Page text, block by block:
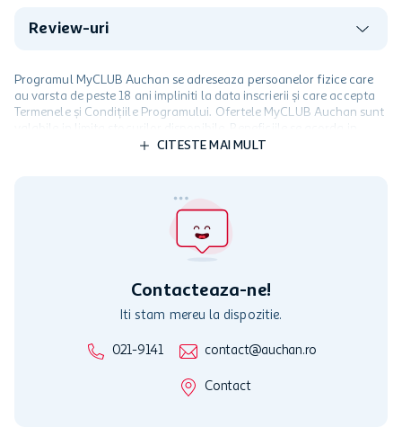
Review-uri
Programul MyCLUB Auchan se adreseaza persoanelor fizice care
au varsta de peste 18 ani impliniti la data inscrierii și care accepta
Termenele și Condițiile Programului. Ofertele MyCLUB Auchan sunt
valabile in limita stocurilor disponibile. Beneficiile se acorda in
limita a 12 unitati / card client o singura data in perioada promotiei.
activitati in afara celor mentionate in Termene si Conditii. Auchan
nu raspunde pentru imposibilitatea utilizarii Cardului in perioada in
care aceste este suspendat sau in perioada in care sunt efectuate
intretineri sau reparatii tehnice la sistemul de utilizarea al Cardului.
CITESTE MAI MULT
Contacteaza-ne!
Iti stam mereu la dispozitie.
021-9141 contact@auchan.ro
Contact